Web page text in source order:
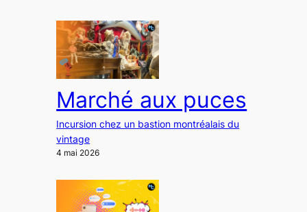
Marché aux puces
Incursion chez un bastion montréalais du
vintage
4 mai 2026